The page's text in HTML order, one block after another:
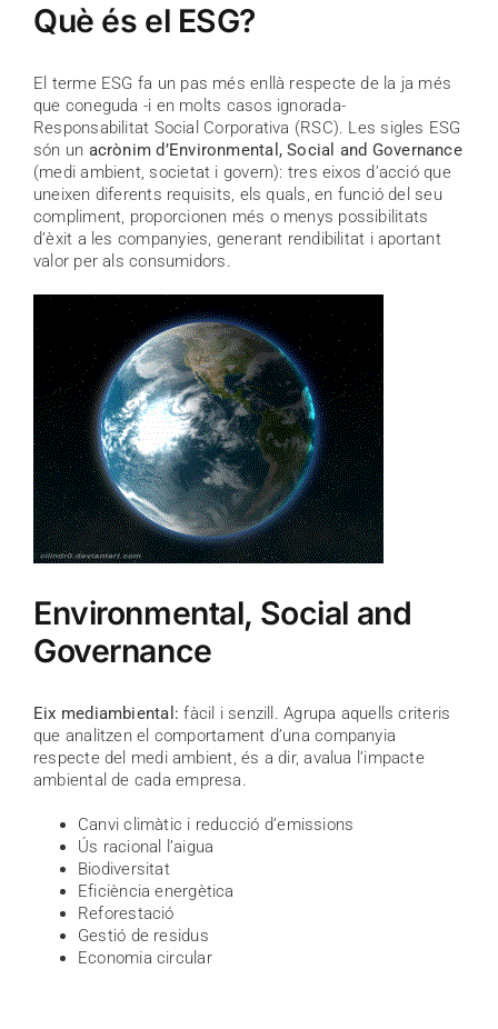
Què és el ESG?
El terme ESG fa un pas més enllà respecte de la ja més
que coneguda -i en molts casos ignorada-
Responsabilitat Social Corporativa (RSC). Les sigles ESG
són un acrònim d’Environmental, Social and Governance
(medi ambient, societat i govern): tres eixos d’acció que
uneixen diferents requisits, els quals, en funció del seu
compliment, proporcionen més o menys possibilitats
d’èxit a les companyies, generant rendibilitat i aportant
valor per als consumidors.
Environmental, Social and
Governance
Eix mediambiental: fàcil i senzill. Agrupa aquells criteris
que analitzen el comportament d’una companyia
respecte del medi ambient, és a dir, avalua l’impacte
ambiental de cada empresa.
Canvi climàtic i reducció d’emissions
Ús racional l’aigua
Biodiversitat
Eficiència energètica
Reforestació
Gestió de residus
Economia circular